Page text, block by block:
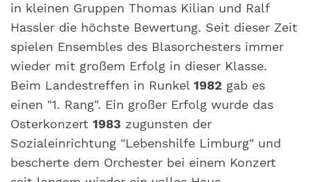
in kleinen Gruppen Thomas Kilian und Ralf
Hassler die höchste Bewertung. Seit dieser Zeit
spielen Ensembles des Blasorchesters immer
wieder mit großem Erfolg in dieser Klasse.
Beim Landestreffen in Runkel 1982 gab es
einen "1. Rang". Ein großer Erfolg wurde das
Osterkonzert 1983 zugunsten der
Sozialeinrichtung "Lebenshilfe Limburg" und
bescherte dem Orchester bei einem Konzert